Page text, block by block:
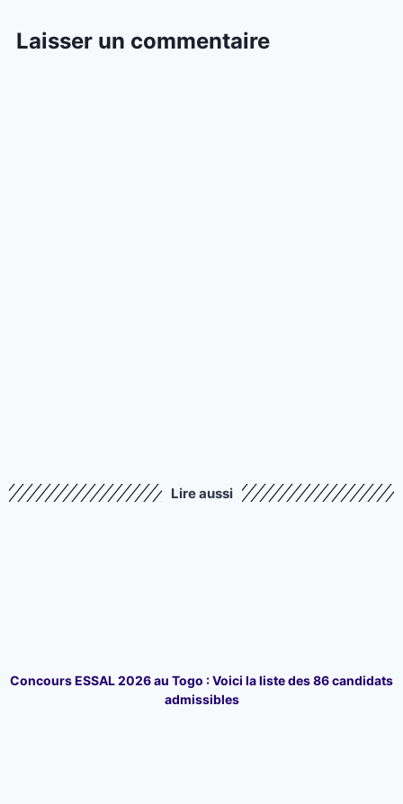
Laisser un commentaire
Lire aussi
Concours ESSAL 2026 au Togo : Voici la liste des 86 candidats
admissibles